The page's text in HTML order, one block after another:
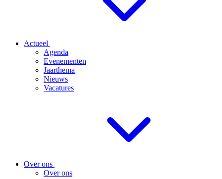
Actueel
Agenda
Evenementen
Jaarthema
Nieuws
Vacatures
Over ons
Over ons